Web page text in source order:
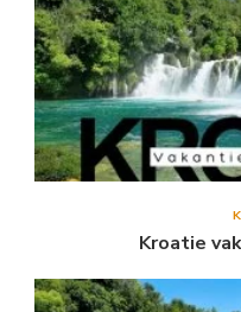
Kroatie